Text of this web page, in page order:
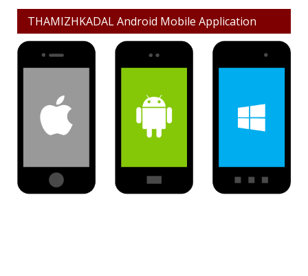
THAMIZHKADAL Android Mobile Application